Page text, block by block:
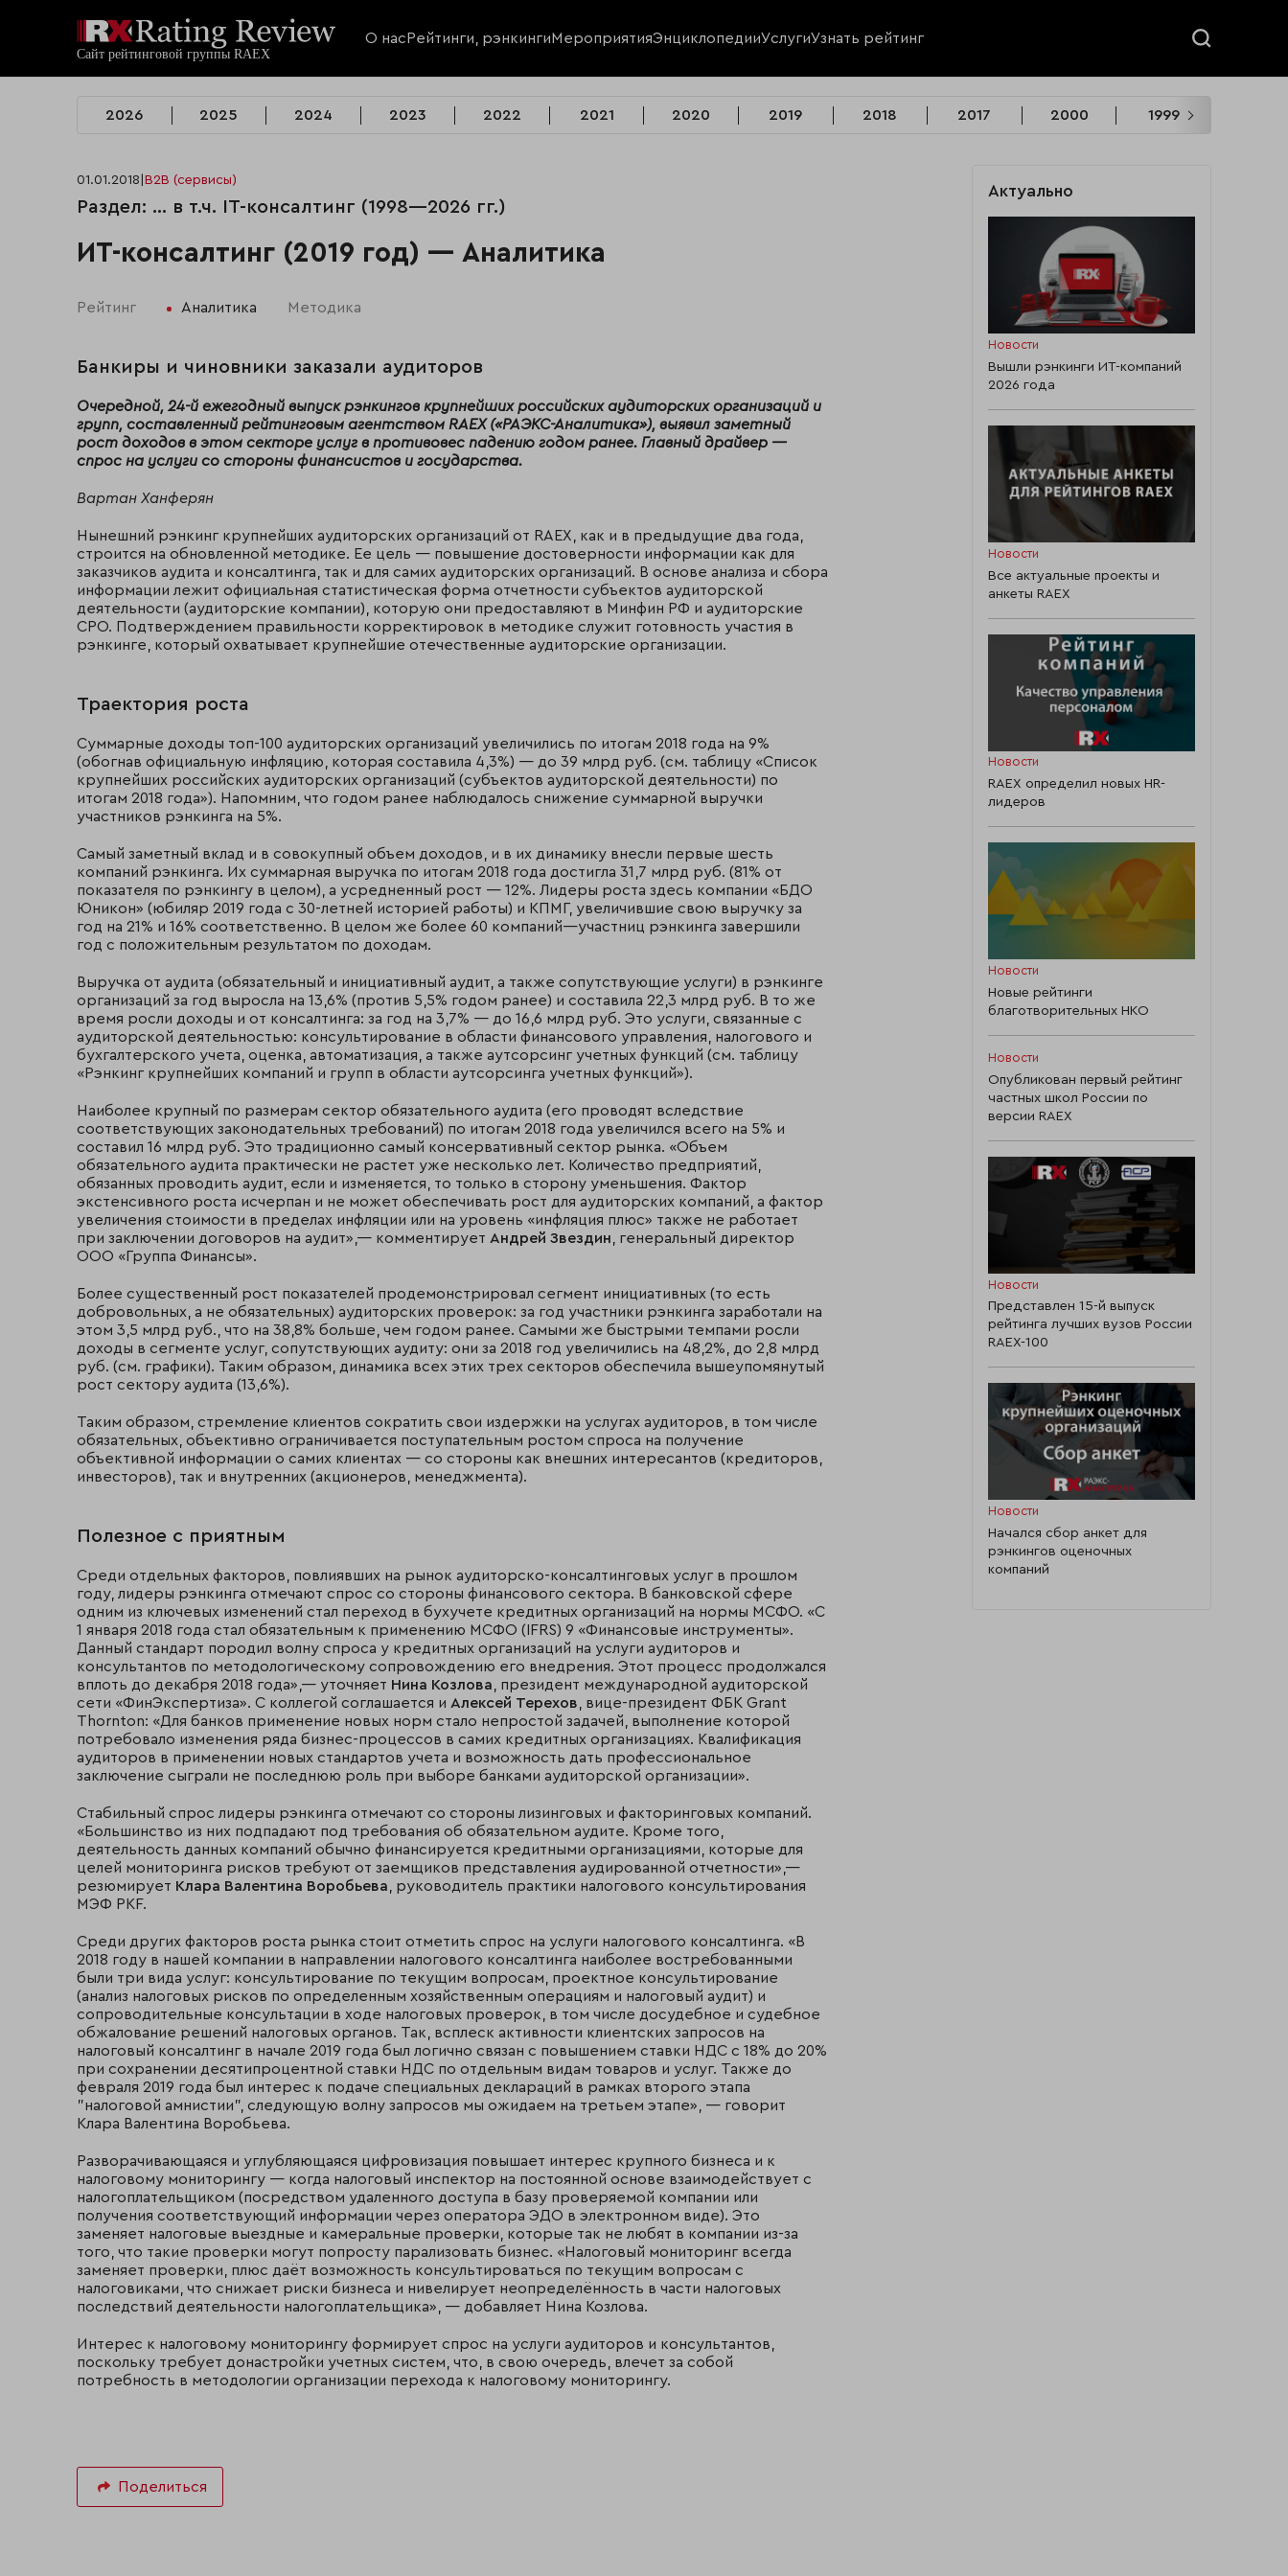
О нас Рейтинги, рэнкингиМероприятияЭнциклопедииУслугиУзнать рейтинг
2026 2025 2024 2023 2022 2021 2020 2019 2018 2017 2000 1999
01.01.2018 B2B (сервисы)
Раздел: ... в т.ч. IT-консалтинг (1998—2026 гг.)
ИТ-консалтинг (2019 год) — Аналитика
Рейтинг Аналитика Методика
Банкиры и чиновники заказали аудиторов
Очередной, 24-й ежегодный выпуск рэнкингов крупнейших российских аудиторских организаций и
групп, составленный рейтинговым агентством RAEX («РАЭКС-Аналитика»), выявил заметный
рост доходов в этом секторе услуг в противовес падению годом ранее. Главный драйвер —
спрос на услуги со стороны финансистов и государства.
Вартан Ханферян
Нынешний рэнкинг крупнейших аудиторских организаций от RAEX, как и в предыдущие два года,
строится на обновленной методике. Ее цель — повышение достоверности информации как для
заказчиков аудита и консалтинга, так и для самих аудиторских организаций. В основе анализа и сбора
информации лежит официальная статистическая форма отчетности субъектов аудиторской
деятельности (аудиторские компании), которую они предоставляют в Минфин РФ и аудиторские
СРО. Подтверждением правильности корректировок в методике служит готовность участия в
рэнкинге, который охватывает крупнейшие отечественные аудиторские организации.
Траектория роста
Суммарные доходы топ-100 аудиторских организаций увеличились по итогам 2018 года на 9%
(обогнав официальную инфляцию, которая составила 4,3%) — до 39 млрд руб. (см. таблицу «Список
крупнейших российских аудиторских организаций (субъектов аудиторской деятельности) по
итогам 2018 года»). Напомним, что годом ранее наблюдалось снижение суммарной выручки
участников рэнкинга на 5%.
Самый заметный вклад и в совокупный объем доходов, и в их динамику внесли первые шесть
компаний рэнкинга. Их суммарная выручка по итогам 2018 года достигла 31,7 млрд руб. (81% от
показателя по рэнкингу в целом), а усредненный рост — 12%. Лидеры роста здесь компании «БДО
Юникон» (юбиляр 2019 года с 30-летней историей работы) и КПМГ, увеличившие свою выручку за
год на 21% и 16% соответственно. В целом же более 60 компаний—участниц рэнкинга завершили
год с положительным результатом по доходам.
Выручка от аудита (обязательный и инициативный аудит, а также сопутствующие услуги) в рэнкинге
организаций за год выросла на 13,6% (против 5,5% годом ранее) и составила 22,3 млрд руб. В то же
время росли доходы и от консалтинга: за год на 3,7% — до 16,6 млрд руб. Это услуги, связанные с
аудиторской деятельностью: консультирование в области финансового управления, налогового и
бухгалтерского учета, оценка, автоматизация, а также аутсорсинг учетных функций (см. таблицу
«Рэнкинг крупнейших компаний и групп в области аутсорсинга учетных функций»).
Наиболее крупный по размерам сектор обязательного аудита (его проводят вследствие
соответствующих законодательных требований) по итогам 2018 года увеличился всего на 5% и
составил 16 млрд руб. Это традиционно самый консервативный сектор рынка. «Объем
обязательного аудита практически не растет уже несколько лет. Количество предприятий,
обязанных проводить аудит, если и изменяется, то только в сторону уменьшения. Фактор
экстенсивного роста исчерпан и не может обеспечивать рост для аудиторских компаний, а фактор
увеличения стоимости в пределах инфляции или на уровень «инфляция плюс» также не работает
при заключении договоров на аудит»,— комментирует Андрей Звездин , генеральный директор
ООО «Группа Финансы».
Более существенный рост показателей продемонстрировал сегмент инициативных (то есть
добровольных, а не обязательных) аудиторских проверок: за год участники рэнкинга заработали на
этом 3,5 млрд руб., что на 38,8% больше, чем годом ранее. Самыми же быстрыми темпами росли
доходы в сегменте услуг, сопутствующих аудиту: они за 2018 год увеличились на 48,2%, до 2,8 млрд
руб. (см. графики). Таким образом, динамика всех этих трех секторов обеспечила вышеупомянутый
рост сектору аудита (13,6%).
Таким образом, стремление клиентов сократить свои издержки на услугах аудиторов, в том числе
обязательных, объективно ограничивается поступательным ростом спроса на получение
объективной информации о самих клиентах — со стороны как внешних интересантов (кредиторов,
инвесторов), так и внутренних (акционеров, менеджмента).
Полезное с приятным
Среди отдельных факторов, повлиявших на рынок аудиторско-консалтинговых услуг в прошлом
году, лидеры рэнкинга отмечают спрос со стороны финансового сектора. В банковской сфере
одним из ключевых изменений стал переход в бухучете кредитных организаций на нормы МСФО. «С
1 января 2018 года стал обязательным к применению МСФО (IFRS) 9 «Финансовые инструменты».
Данный стандарт породил волну спроса у кредитных организаций на услуги аудиторов и
консультантов по методологическому сопровождению его внедрения. Этот процесс продолжался
вплоть до декабря 2018 года»,— уточняет Нина Козлова , президент международной аудиторской
сети «ФинЭкспертиза». С коллегой соглашается и Алексей Терехов , вице-президент ФБК Grant
Thornton: «Для банков применение новых норм стало непростой задачей, выполнение которой
потребовало изменения ряда бизнес-процессов в самих кредитных организациях. Квалификация
аудиторов в применении новых стандартов учета и возможность дать профессиональное
заключение сыграли не последнюю роль при выборе банками аудиторской организации».
Стабильный спрос лидеры рэнкинга отмечают со стороны лизинговых и факторинговых компаний.
«Большинство из них подпадают под требования об обязательном аудите. Кроме того,
деятельность данных компаний обычно финансируется кредитными организациями, которые для
целей мониторинга рисков требуют от заемщиков представления аудированной отчетности»,—
резюмирует Клара Валентина Воробьева , руководитель практики налогового консультирования
МЭФ PKF.
Среди других факторов роста рынка стоит отметить спрос на услуги налогового консалтинга. «В
2018 году в нашей компании в направлении налогового консалтинга наиболее востребованными
были три вида услуг: консультирование по текущим вопросам, проектное консультирование
(анализ налоговых рисков по определенным хозяйственным операциям и налоговый аудит) и
сопроводительные консультации в ходе налоговых проверок, в том числе досудебное и судебное
обжалование решений налоговых органов. Так, всплеск активности клиентских запросов на
налоговый консалтинг в начале 2019 года был логично связан с повышением ставки НДС с 18% до 20%
при сохранении десятипроцентной ставки НДС по отдельным видам товаров и услуг. Также до
февраля 2019 года был интерес к подаче специальных деклараций в рамках второго этапа
"налоговой амнистии", следующую волну запросов мы ожидаем на третьем этапе», — говорит
Клара Валентина Воробьева.
Разворачивающаяся и углубляющаяся цифровизация повышает интерес крупного бизнеса и к
налоговому мониторингу — когда налоговый инспектор на постоянной основе взаимодействует с
налогоплательщиком (посредством удаленного доступа в базу проверяемой компании или
получения соответствующий информации через оператора ЭДО в электронном виде). Это
заменяет налоговые выездные и камеральные проверки, которые так не любят в компании из-за
того, что такие проверки могут попросту парализовать бизнес. «Налоговый мониторинг всегда
заменяет проверки, плюс даёт возможность консультироваться по текущим вопросам с
налоговиками, что снижает риски бизнеса и нивелирует неопределённость в части налоговых
последствий деятельности налогоплательщика», — добавляет Нина Козлова.
Интерес к налоговому мониторингу формирует спрос на услуги аудиторов и консультантов,
поскольку требует донастройки учетных систем, что, в свою очередь, влечет за собой
потребность в методологии организации перехода к налоговому мониторингу.
Актуально
Новости
Вышли рэнкинги ИТ-компаний
2026 года
Новости
Все актуальные проекты и
анкеты RAEX
Новости
RAEX определил новых HR-
лидеров
Новости
Новые рейтинги
благотворительных НКО
Новости
Опубликован первый рейтинг
частных школ России по
версии RAEX
Новости
Представлен 15-й выпуск
рейтинга лучших вузов России
RAEX-100
Новости
Начался сбор анкет для
рэнкингов оценочных
компаний
Поделиться